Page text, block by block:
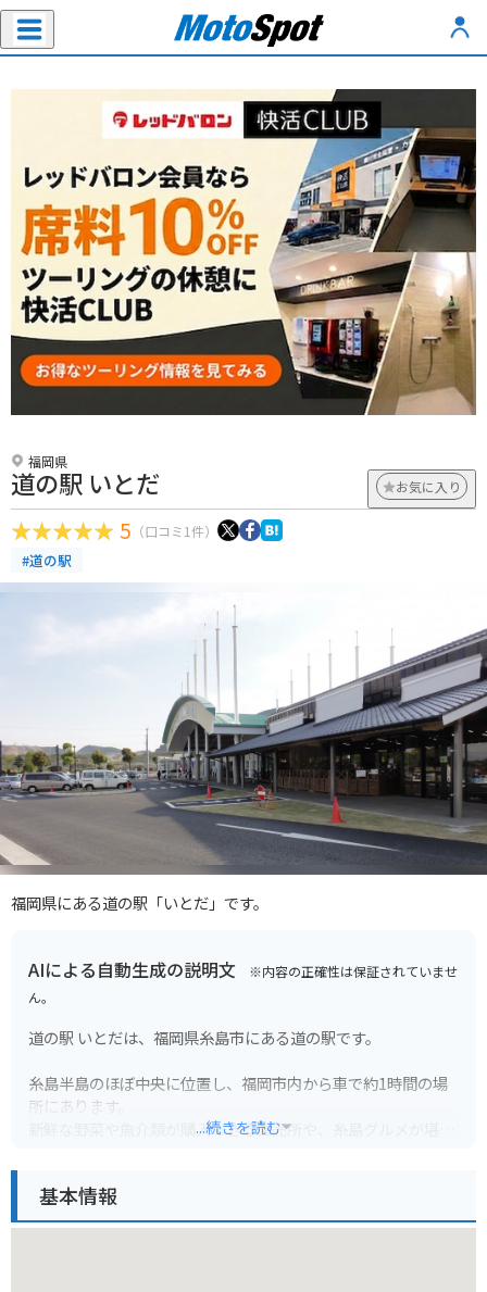
福岡県
道の駅 いとだ お気に入り
5 （口コミ1件）
#道の駅
福岡県にある道の駅「いとだ」です。
AIによる自動生成の説明文 ※内容の正確性は保証されていませ
ん。
道の駅 いとだは、福岡県糸島市にある道の駅です。
糸島半島のほぼ中央に位置し、福岡市内から車で約1時間の場
所にあります。
新鮮な野菜や魚介類が購入できる直売所や、糸島グルメが堪能
糸島牛のステーキなどがおすすめです。
...続きを読む
基本情報